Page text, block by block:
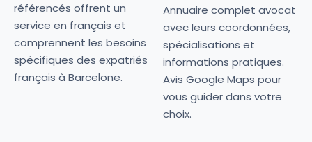
référencés offrent un
service en français et
comprennent les besoins
spécifiques des expatriés
français à Barcelone.
Annuaire complet avocat
avec leurs coordonnées,
spécialisations et
informations pratiques.
Avis Google Maps pour
vous guider dans votre
choix.